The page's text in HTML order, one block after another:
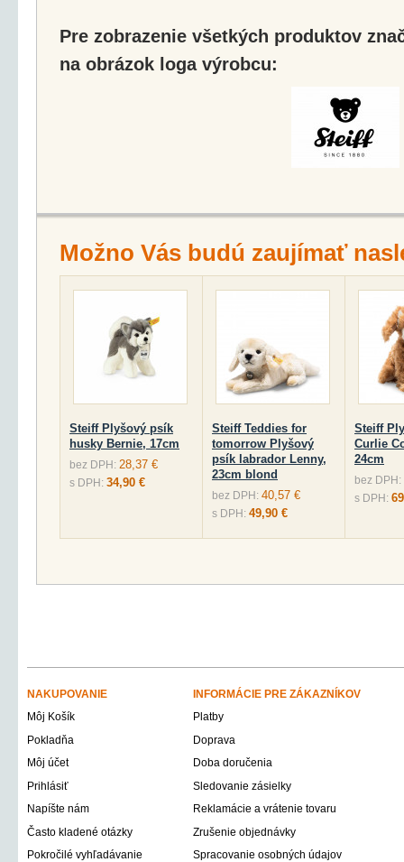
Pre zobrazenie všetkých produktov
na obrázok loga výrobcu:
Možno Vás budú zaujímať
Steiff Plyšový psík
husky Bernie, 17cm
bez DPH: 28,37 €
s DPH: 34,90 €
Steiff Teddies for
tomorrow Plyšový
psík labrador Lenny,
23cm blond
bez DPH: 40,57 €
s DPH: 49,90 €
Steiff
Curlie
24cm
bez DPH:
s DPH:
NAKUPOVANIE
INFORMÁCIE PRE ZÁKAZNÍKOV
Môj Košík
Platby
Pokladňa
Doprava
Môj účet
Doba doručenia
Prihlásiť
Sledovanie zásielky
Napíšte nám
Reklamácie a vrátenie tovaru
Často kladené otázky
Zrušenie objednávky
Pokročilé vyhľadávanie
Spracovanie osobných údajov